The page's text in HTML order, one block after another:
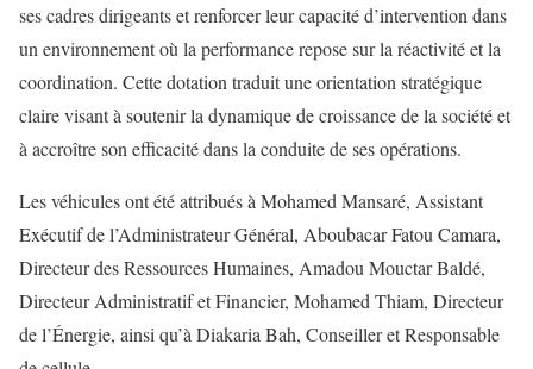
ses cadres dirigeants et renforcer leur capacité d’intervention dans
un environnement où la performance repose sur la réactivité et la
coordination. Cette dotation traduit une orientation stratégique
claire visant à soutenir la dynamique de croissance de la société et
à accroître son efficacité dans la conduite de ses opérations.
Les véhicules ont été attribués à Mohamed Mansaré, Assistant
Exécutif de l’Administrateur Général, Aboubacar Fatou Camara,
Directeur des Ressources Humaines, Amadou Mouctar Baldé,
Directeur Administratif et Financier, Mohamed Thiam, Directeur
de l’Énergie, ainsi qu’à Diakaria Bah, Conseiller et Responsable